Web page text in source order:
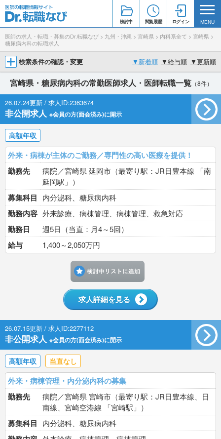
検討中 閲覧履歴 ログイン MENU
医師の求人・転職・募集のDr.転職なび > 九州・沖縄 > 宮崎県 > 内科系全て > 宮崎県 >
糖尿病内科の転職求人
検索条件の確認・変更 ▼ 新着順 ▼給与順 ▼更新順
宮崎県・糖尿病内科の常勤医師求人・医師転職一覧 （8件）
26.07.24更新 / 求人ID:2363674
非公開求人 ※会員の方(面会済み)に開示
高額年収
外来・病棟が主体のご勤務／専門性の高い医療を提供！
勤務先
病院／宮崎県 延岡市（最寄り駅：JR日豊本線 「南
延岡駅」）
募集科目 内分泌科、糖尿病内科
勤務内容 外来診療、病棟管理、病棟管理、救急対応
勤務日 週5日（当直：月4～5回）
給与 1,400～2,050万円
求人詳細を見る
26.07.15更新 / 求人ID:2277112
非公開求人 ※会員の方(面会済み)に開示
高額年収 当直なし
外来・病棟管理・内分泌内科の募集
勤務先
病院／宮崎県 宮崎市（最寄り駅：JR日豊本線、日
南線、宮崎空港線 「宮崎駅」）
募集科目 内分泌科、糖尿病内科